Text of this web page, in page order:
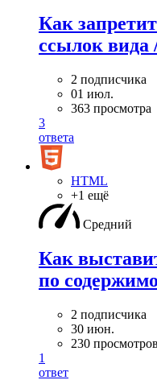
Как
ссылок вида
2 подписчика
01 июл.
363 просмотра
3
ответа
HTML
+1 ещё
Средний
Как
по
2 подписчика
30 июн.
230 просмотров
1
ответ